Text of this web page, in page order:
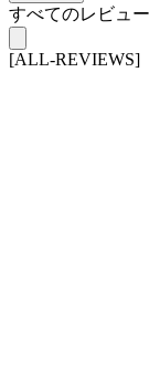
すべてのレビュー
[ALL-REVIEWS]